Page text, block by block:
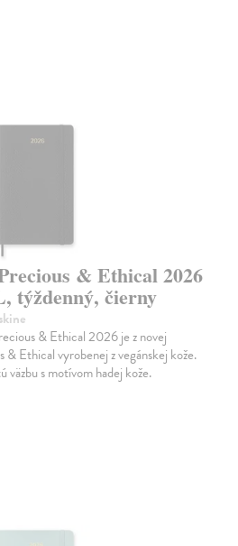
& Ethical 2026
týždenný, čierny
& Ethical 2026 je z novej
Ethical vyrobenej z vegánskej kože.
s motívom hadej kože.